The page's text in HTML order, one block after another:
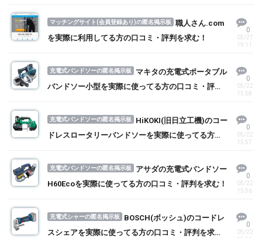
マッチングサイト(会員登録あり)の匿名掲示板
職人さん.com
を実際に利用してる方の口コミ・評判を求む！
0
05/27
19:11
充電式バンドソーの匿名掲示板
マキタの充電式ポータブル
バンドソー小型を実際に使ってる方の口コミ・評判
0
05/22
15:58
充電式バンドソーの匿名掲示板
HiKOKI(旧日立工機)のコー
ドレスロータリーバンドソーを実際に使ってる方の
0
05/22
15:57
充電式バンドソーの匿名掲示板
アサダの充電式バンドソー
H60Ecoを実際に使ってる方の口コミ・評判を求む！
0
05/22
15:56
充電式シャーの匿名掲示板
BOSCH(ボッシュ)のコードレ
スシェアを実際に使ってる方の口コミ・評判を求
0
05/22